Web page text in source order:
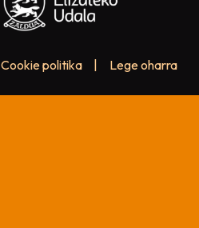
Cookie politika Lege oharra